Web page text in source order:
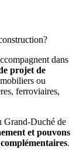
dans
projet de
ou
ferroviaires,
Grand-Duché de
et pouvons
.